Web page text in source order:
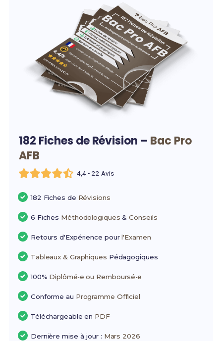
182 Fiches de Révision – Bac Pro
AFB
4,4 • 22 Avis
182 Fiches de Révisions
6 Fiches Méthodologiques &Conseils
Retours d'Expérience pourl'Examen
Tableaux & Graphiques Pédagogiques
100% Diplômé•e ou Remboursé•e
Conforme au Programme Officiel
Téléchargeable en PDF
Dernière mise à jour : Mars 2026